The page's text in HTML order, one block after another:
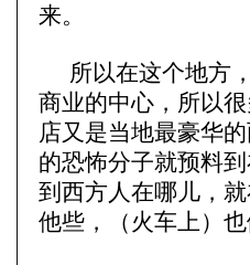
来。
所以在这个地方
商业的中心，所以
店又是当地最豪华
的恐怖分子就预料
到西方人在哪儿，
他些，（火车上）也